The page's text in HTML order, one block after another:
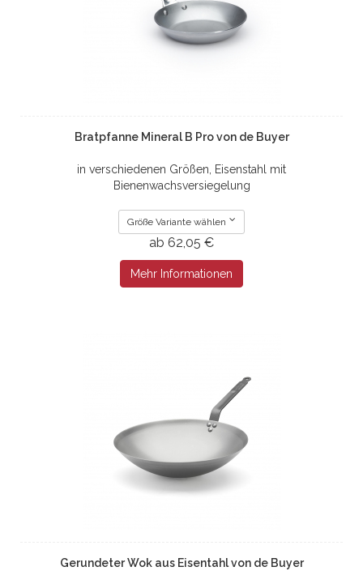
Bratpfanne Mineral B Pro von de Buyer
in verschiedenen Größen, Eisenstahl mit
Bienenwachsversiegelung
Größe Variante wählen
ab 62,05 €
Mehr Informationen
Gerundeter Wok aus Eisentahl von de Buyer